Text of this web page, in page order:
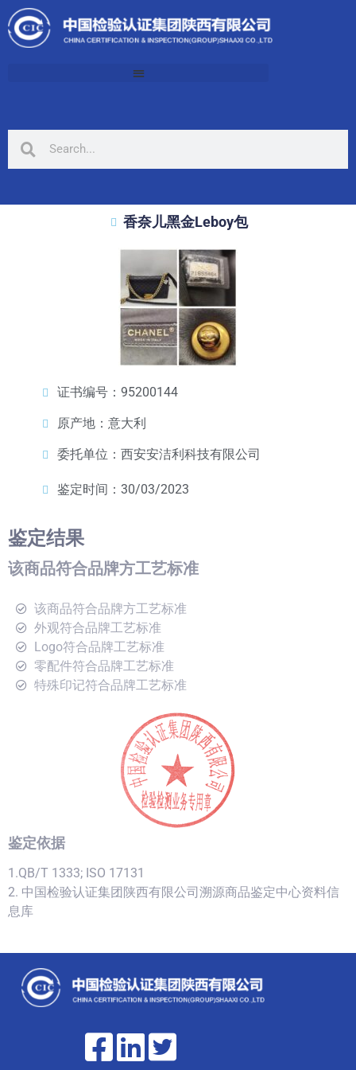
香奈儿黑金Leboy包
证书编号：95200144
原产地：意大利
委托单位：西安安洁利科技有限公司
鉴定时间：30/03/2023
鉴定结果
该商品符合品牌方工艺标准
该商品符合品牌方工艺标准
外观符合品牌工艺标准
Logo符合品牌工艺标准
零配件符合品牌工艺标准
特殊印记符合品牌工艺标准
鉴定依据
1.QB/T 1333; ISO 17131
2. 中国检验认证集团陕西有限公司溯源商品鉴定中心资料信
息库